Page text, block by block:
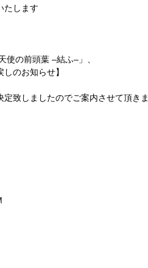
たします
使の前頭葉 –結ふ– 」、
のお知らせ】
定致しましたのでご案内させて頂き